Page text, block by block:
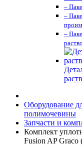
–
–
–
Оборудование
полимочевины
Запчасти и
Комплект
Fusion AP Graco